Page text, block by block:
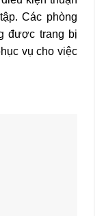
Các phòng
được trang bị
vụ cho việc